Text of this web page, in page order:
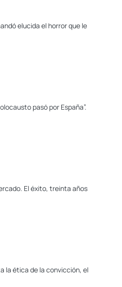
elucida el horror que le
pasó por España”.
El éxito, treinta años
la ética de la convicción, el